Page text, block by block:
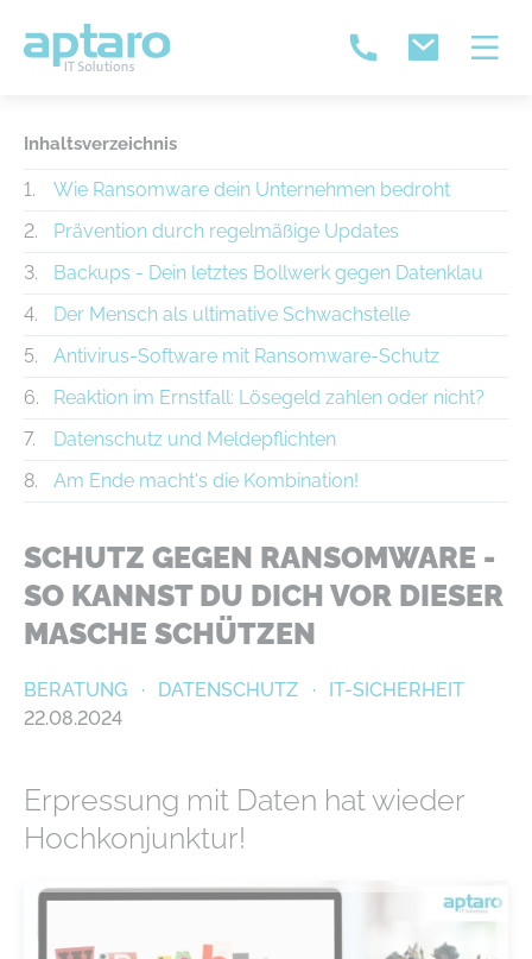
SCHUTZ GEGEN RANSOMWARE -
SO KANNST DU DICH VOR DIESER
MASCHE SCHÜTZEN
BERATUNG DATENSCHUTZ
IT-SICHERHEIT
22.08.2024
Erpressung mit Daten hat wieder
Hochkonjunktur!
Inhaltsverzeichnis
Wie Ransomware dein Unternehmen bedroht
Prävention durch regelmäßige Updates
Backups - Dein letztes Bollwerk gegen Datenklau
Der Mensch als ultimative Schwachstelle
Antivirus-Software mit Ransomware-Schutz
Reaktion im Ernstfall: Lösegeld zahlen oder nicht?
Datenschutz und Meldepflichten
Am Ende macht's die Kombination!